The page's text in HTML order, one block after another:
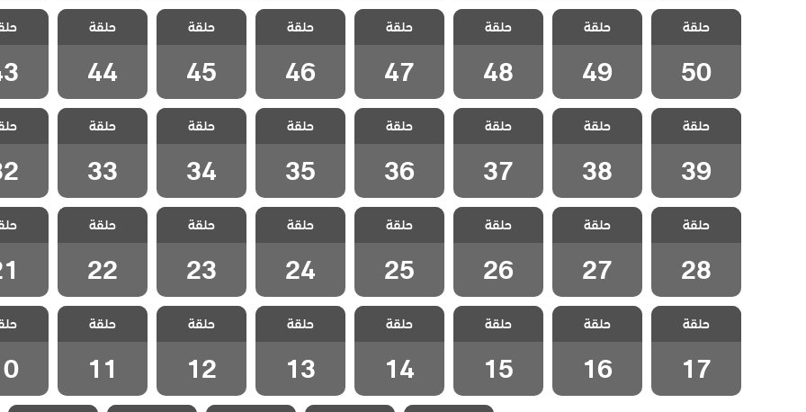
مسلسل الازقة
الخلفية مدبلج
الحلقة 50
حلقة
50
مسلسل الازقة
الخلفية مدبلج
الحلقة 49
حلقة
49
مسلسل الازقة
الخلفية مدبلج
الحلقة 48
حلقة
48
مسلسل الازقة
الخلفية مدبلج
الحلقة 47
حلقة
47
مسلسل الازقة
الخلفية مدبلج
الحلقة 46
حلقة
46
مسلسل الازقة
الخلفية مدبلج
الحلقة 45
حلقة
45
مسلسل الازقة
الخلفية مدبلج
الحلقة 44
حلقة
44
مسلسل
مسلسل الازقة
الخلفية مدبلج
الحلقة 39
حلقة
39
مسلسل الازقة
الخلفية مدبلج
الحلقة 38
حلقة
38
مسلسل الازقة
الخلفية مدبلج
الحلقة 37
حلقة
37
مسلسل الازقة
الخلفية مدبلج
الحلقة 36
حلقة
36
مسلسل الازقة
الخلفية مدبلج
الحلقة 35
حلقة
35
مسلسل الازقة
الخلفية مدبلج
الحلقة 34
حلقة
34
مسلسل الازقة
الخلفية مدبلج
الحلقة 33
حلقة
33
مسلسل
مسلسل الازقة
الخلفية مدبلج
الحلقة 28
حلقة
28
مسلسل الازقة
الخلفية مدبلج
الحلقة 27
حلقة
27
مسلسل الازقة
الخلفية مدبلج
الحلقة 26
حلقة
26
مسلسل الازقة
الخلفية مدبلج
الحلقة 25
حلقة
25
مسلسل الازقة
الخلفية مدبلج
الحلقة 24
حلقة
24
مسلسل الازقة
الخلفية مدبلج
الحلقة 23
حلقة
23
مسلسل الازقة
الخلفية مدبلج
الحلقة 22
حلقة
22
مسلسل
مسلسل الازقة
الخلفية مدبلج
الحلقة 17
حلقة
17
مسلسل الازقة
الخلفية مدبلج
الحلقة 16
حلقة
16
مسلسل الازقة
الخلفية مدبلج
الحلقة 15
حلقة
15
مسلسل الازقة
الخلفية مدبلج
الحلقة 14
حلقة
14
مسلسل الازقة
الخلفية مدبلج
الحلقة 13
حلقة
13
مسلسل الازقة
الخلفية مدبلج
الحلقة 12
حلقة
12
مسلسل الازقة
الخلفية مدبلج
الحلقة 11
حلقة
11
مسلسل
مسلسل الازقة
مسلسل الازقة
مسلسل الازقة
مسلسل الازقة
مسلسل الازقة